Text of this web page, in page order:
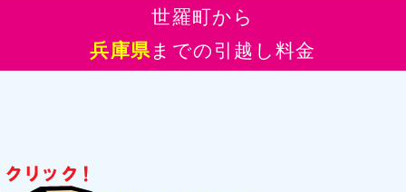
世羅町から
兵庫県までの引越し料金